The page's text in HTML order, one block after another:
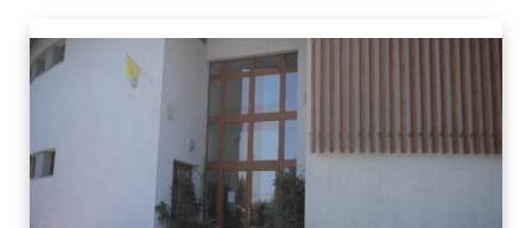
odchode.